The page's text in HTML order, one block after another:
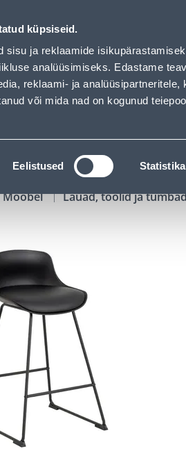
küpsiseid.
sisu ja reklaamide
analüüsimiseks. Edastame
reklaami- ja
või mida nad on kogunud
Eelistused Statistika
Teenused Karjäärileht
KATALOOGID
Mööbel Lauad, toolid ja